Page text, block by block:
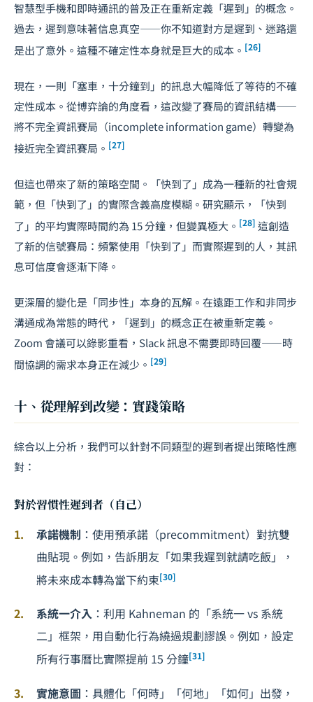
智慧型手機和即時通訊的普及正在重新定義「遲到」的概念。
過去，遲到意味著信息真空——你不知道對方是遲到、迷路還
是出了意外。這種不確定性本身就是巨大的成本。 [26]
現在，一則「塞車，十分鐘到」的訊息大幅降低了等待的不確
定性成本。從博弈論的角度看，這改變了賽局的資訊結構——
將不完全資訊賽局（incomplete information game）轉變為
接近完全資訊賽局。 [27]
但這也帶來了新的策略空間。「快到了」成為一種新的社會規
範，但「快到了」的實際含義高度模糊。研究顯示，「快到
了」的平均實際時間約為 15 分鐘，但變異極大。 [28] 這創造
了新的信號賽局：頻繁使用「快到了」而實際遲到的人，其訊
息可信度會逐漸下降。
更深層的變化是「同步性」本身的瓦解。在遠距工作和非同步
溝通成為常態的時代，「遲到」的概念正在被重新定義。
Zoom 會議可以錄影重看，Slack 訊息不需要即時回覆——時
間協調的需求本身正在減少。 [29]
十、從理解到改變：實踐策略
綜合以上分析，我們可以針對不同類型的遲到者提出策略性應
對：
對於習慣性遲到者（自己）
承諾機制 ：使用預承諾（precommitment）對抗雙
曲貼現。例如，告訴朋友「如果我遲到就請吃飯」，
將未來成本轉為當下約束[30]
系統一介入 ：利用 Kahneman 的「系統一 vs 系統
二」框架，用自動化行為繞過規劃謬誤。例如，設定
所有行事曆比實際提前 15 分鐘[31]
實施意圖 ：具體化「何時」「何地」「如何」出發，